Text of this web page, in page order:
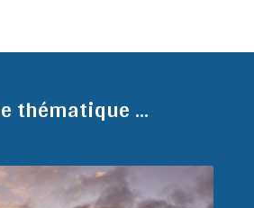
thématique ...